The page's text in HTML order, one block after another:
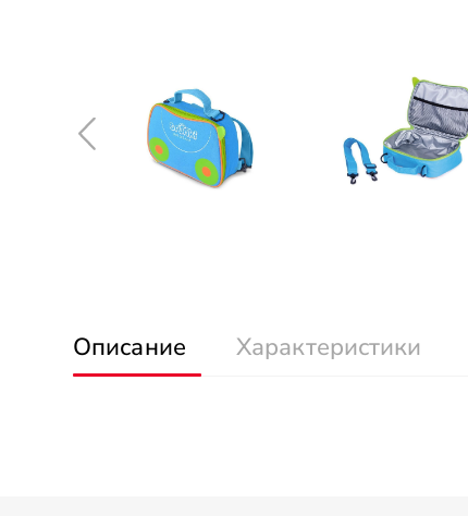
Описание Характеристики